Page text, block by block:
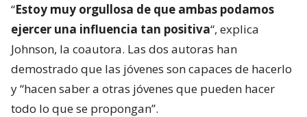
“Estoy muy orgullosa de que ambas podamos
ejercer una influencia tan positiva“, explica
Johnson, la coautora. Las dos autoras han
demostrado que las jóvenes son capaces de hacerlo
y “hacen saber a otras jóvenes que pueden hacer
todo lo que se propongan”.